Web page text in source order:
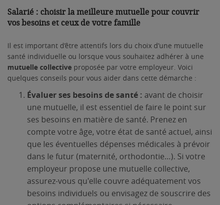
Salarié : choisir la meilleure mutuelle pour couvrir
vos besoins et ceux de votre famille
Il est important d’être attentifs lors du choix d’une mutuelle
santé individuelle ou lorsque vous souhaitez adhérer à une
mutuelle collective proposée par votre employeur. Voici
quelques conseils pour vous aider dans cette démarche :
Évaluer ses besoins de santé : avant de choisir
une mutuelle, il est essentiel de faire le point sur
ses besoins en matière de santé. Prenez en
compte votre âge, votre état de santé actuel, ainsi
que les éventuelles dépenses médicales à prévoir
dans le futur (maternité, orthodontie…). Si votre
employeur propose une mutuelle collective,
assurez-vous qu'elle couvre adéquatement vos
besoins individuels ou envisagez de souscrire des